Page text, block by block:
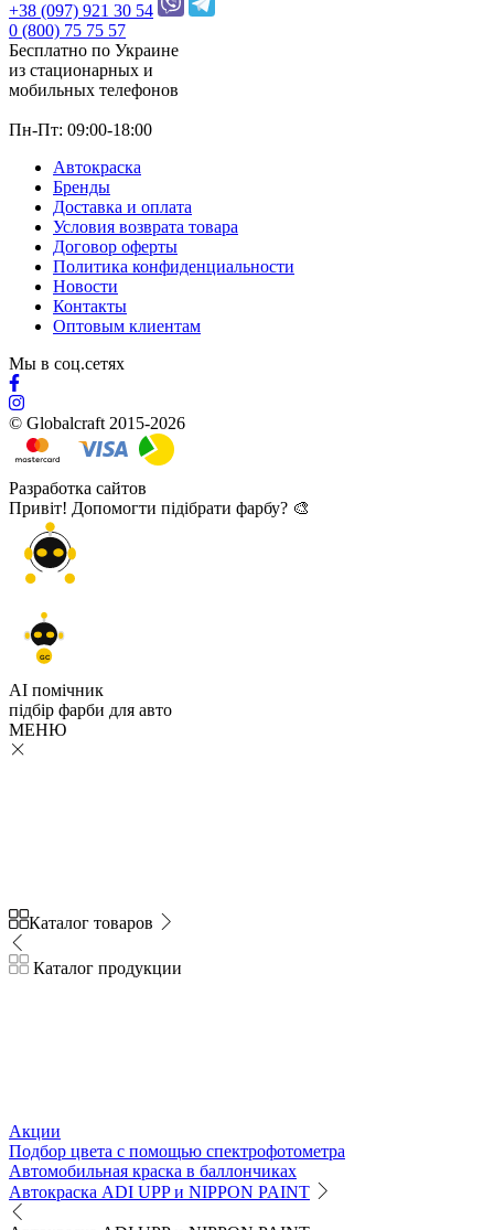
+38 (097) 921 30 54
0 (800) 75 75 57
Бесплатно по Украине
из стационарных и
мобильных телефонов
Пн-Пт: 09:00-18:00
Автокраска
Бренды
Доставка и оплата
Условия возврата товара
Договор оферты
Политика конфиденциальности
Новости
Контакты
Оптовым клиентам
Мы в соц.сетях
© Globalcraft 2015-2026
Разработка сайтов
Привіт! Допомогти підібрати фарбу? 🎨
GC
AI помічник
підбір фарби для авто
МЕНЮ
Каталог товаров
Каталог продукции
Акции
Подбор цвета с помощью спектрофотометра
Автомобильная краска в баллончиках
Автокраска ADI UPP и NIPPON PAINT